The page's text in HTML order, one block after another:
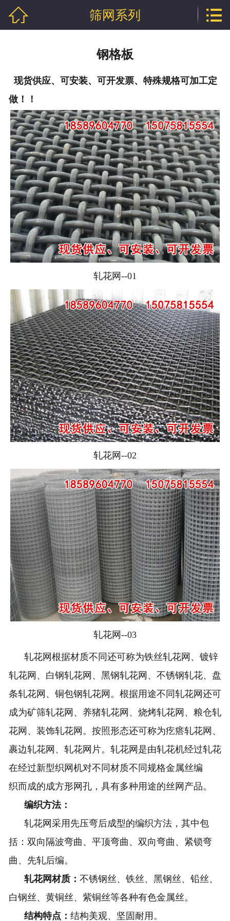
技术文章
企业资质
联系我们
 筛网系列 
钢格板
现货供应、可安装、可开发票、特殊规格可加工定
做！！
轧花网--01
轧花网--02
轧花网--03
轧花网根据材质不同还可称为铁丝轧花网、镀锌
轧花网、白钢轧花网、黑钢轧花网、不锈钢轧花、盘
条轧花网、铜包钢轧花网。根据用途不同轧花网还可
成为矿筛轧花网、养猪轧花网、烧烤轧花网、粮仓轧
花网、装饰轧花网。按照形态还可称为疙瘩轧花网、
裹边轧花网、轧花网片。轧花网是由轧花机经过轧花
在经过新型织网机对不同材质不同规格金属丝编
织而成的成方形网孔，具有多种用途的丝网产品。
编织方法：
轧花网采用先压弯后成型的编织方法，其中包
括：双向隔波弯曲、平顶弯曲、双向弯曲、紧锁弯
曲、先轧后编。
轧花网材质： 不锈钢丝、铁丝、黑钢丝、铅丝、
白钢丝、黄铜丝、紫铜丝等各种有色金属丝。
结构特点： 结构美观、坚固耐用。